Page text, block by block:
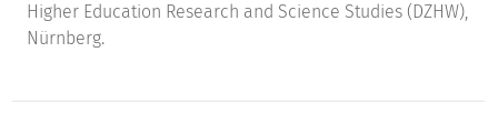
Higher Education Research and Science Studies (DZHW),
Nürnberg.